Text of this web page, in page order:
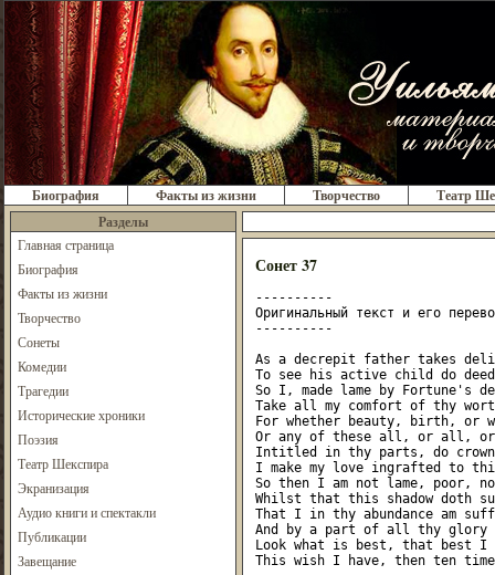
Биография Факты из жизни Творчество
Театр
Разделы
Главная страница
Биография
Факты из жизни
Творчество
Сонеты
Комедии
Трагедии
Исторические хроники
Поэзия
Театр Шекспира
Экранизация
Аудио книги и спектакли
Публикации
Завещание
Сонет 37
----------
Оригинальный текст и его
----------
As a decrepit father takes
To see his active child do
So I, made lame by Fortune's
Take all my comfort of thy
For whether beauty, birth, or
Or any of these all, or all, or
Intitled in thy parts, do
I make my love ingrafted to
So then I am not lame, poor,
Whilst that this shadow doth
That I in thy abundance am
And by a part of all thy
Look what is best, that best I
This wish I have, then ten